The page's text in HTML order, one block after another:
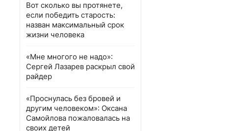
Вот сколько вы протянете,
если победить старость:
назван максимальный срок
жизни человека
«Мне многого не надо»:
Сергей Лазарев раскрыл свой
райдер
«Проснулась без бровей и
другим человеком»: Оксана
Самойлова пожаловалась на
своих детей